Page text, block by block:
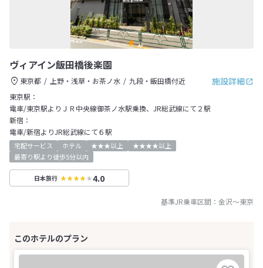
ヴィアイン飯田橋後楽園
施設詳細
東京都 上野・浅草・お茶ノ水
九段・飯田橋付近
東京駅：
電車/東京駅よりＪＲ中央線御茶ノ水駅乗換、JR総武線にて２駅
新宿：
電車/新宿よりJR総武線にて６駅
宅配サービス ホテル ★★★以上
★★★★以上
最寄り駅より徒歩5分以内
日本旅行 4.0
基準JR乗車区間： 金沢～東京